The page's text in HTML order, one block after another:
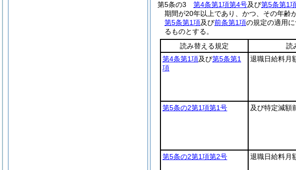
第5条の3
第4条第1項第4号及び第5条第1
期間が20年以上であり、かつ、その年齢
第5条第1項及び前条第1項の規定の適用に
るものとする。
読み替える規定
読
第4条第1項及び第5条第1
項
退職日給料月
第5条の2第1項第1号
及び特定減額
第5条の2第1項第2号
退職日給料月